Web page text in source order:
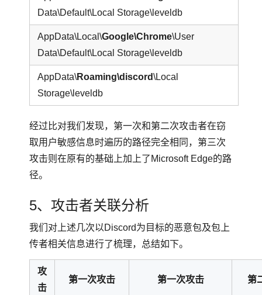
Data\Default\Local Storage\leveldb
AppData\Local\Google\Chrome\User
Data\Default\Local Storage\leveldb
AppData\Roaming\discord\Local
Storage\leveldb
经过比对我们发现，第一次和第二次攻击者在窃
取用户敏感信息时遍历的路径完全相同，第三次
攻击则在原有的基础上加上了Microsoft Edge的路
径。
5、攻击者关联分析
我们对上述几次以Discord为目标的恶意包及包上
传者相关信息进行了梳理，总结如下。
攻
击
第一次攻击 第一次攻击 第